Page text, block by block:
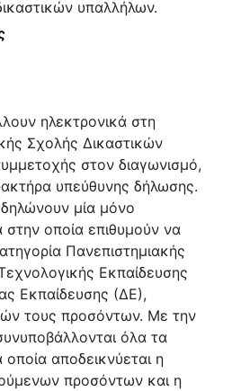
υπαλλήλων.
ηλεκτρονικά στη
Σχολής Δικαστικών
στον διαγωνισμό,
υπεύθυνης δήλωσης.
μία μόνο
στην οποία επιθυμούν να
Πανεπιστημιακής
Εκπαίδευσης
Εκπαίδευσης (ΔΕ),
τους προσόντων. Με την
όλα τα
οποία αποδεικνύεται η
προσόντων και η